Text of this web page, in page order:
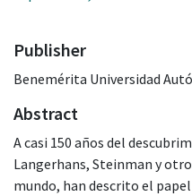
Publisher
Benemérita Universidad
Abstract
A casi 150 años del
Langerhans, Steinman y
mundo, han descrito el